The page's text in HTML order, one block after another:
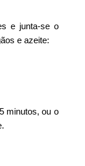
e junta-se o
e azeite:
minutos, ou o